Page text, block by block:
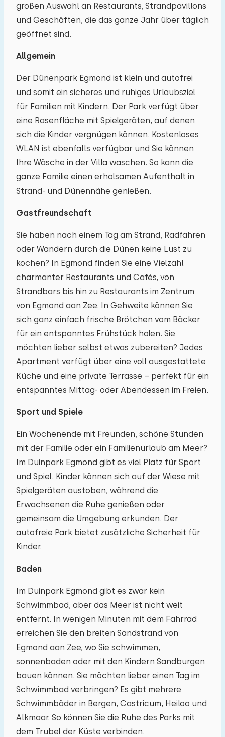
großen Auswahl an Restaurants, Strandpavillons
und Geschäften, die das ganze Jahr über täglich
geöffnet sind.
Allgemein
Der Dünenpark Egmond ist klein und autofrei
und somit ein sicheres und ruhiges Urlaubsziel
für Familien mit Kindern. Der Park verfügt über
eine Rasenfläche mit Spielgeräten, auf denen
sich die Kinder vergnügen können. Kostenloses
WLAN ist ebenfalls verfügbar und Sie können
Ihre Wäsche in der Villa waschen. So kann die
ganze Familie einen erholsamen Aufenthalt in
Strand- und Dünennähe genießen.
Gastfreundschaft
Sie haben nach einem Tag am Strand, Radfahren
oder Wandern durch die Dünen keine Lust zu
kochen? In Egmond finden Sie eine Vielzahl
charmanter Restaurants und Cafés, von
Strandbars bis hin zu Restaurants im Zentrum
von Egmond aan Zee. In Gehweite können Sie
sich ganz einfach frische Brötchen vom Bäcker
für ein entspanntes Frühstück holen. Sie
möchten lieber selbst etwas zubereiten? Jedes
Apartment verfügt über eine voll ausgestattete
Küche und eine private Terrasse – perfekt für ein
entspanntes Mittag- oder Abendessen im Freien.
Sport und Spiele
Ein Wochenende mit Freunden, schöne Stunden
mit der Familie oder ein Familienurlaub am Meer?
Im Duinpark Egmond gibt es viel Platz für Sport
und Spiel. Kinder können sich auf der Wiese mit
Spielgeräten austoben, während die
Erwachsenen die Ruhe genießen oder
gemeinsam die Umgebung erkunden. Der
autofreie Park bietet zusätzliche Sicherheit für
Kinder.
Baden
Im Duinpark Egmond gibt es zwar kein
Schwimmbad, aber das Meer ist nicht weit
entfernt. In wenigen Minuten mit dem Fahrrad
erreichen Sie den breiten Sandstrand von
Egmond aan Zee, wo Sie schwimmen,
sonnenbaden oder mit den Kindern Sandburgen
bauen können. Sie möchten lieber einen Tag im
Schwimmbad verbringen? Es gibt mehrere
Schwimmbäder in Bergen, Castricum, Heiloo und
Alkmaar. So können Sie die Ruhe des Parks mit
dem Trubel der Küste verbinden.